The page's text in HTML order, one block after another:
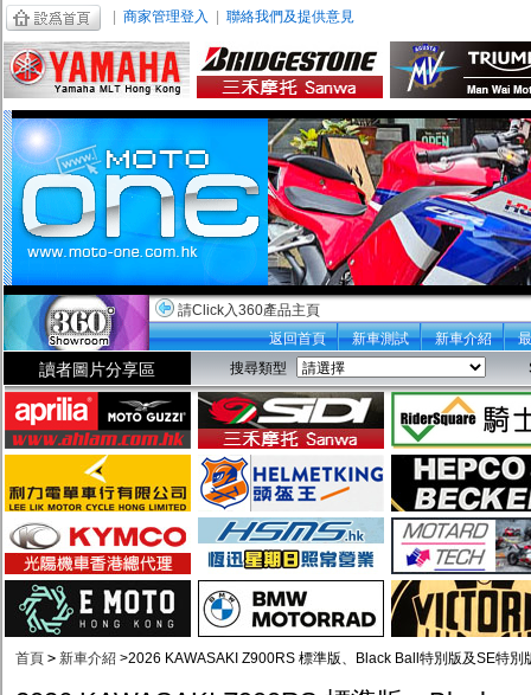
商家管理登入 聯絡我們及提供意見
請Click入360產品主頁
返回首頁
新車測試 新車介紹
讀者圖片分享區 搜尋類型
首頁 > 新車介紹 >2026 KAWASAKI Z900RS 標準版、Black Ball特別版及SE特別